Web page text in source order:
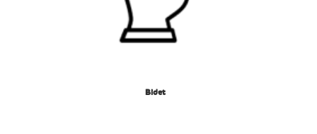
Bidet